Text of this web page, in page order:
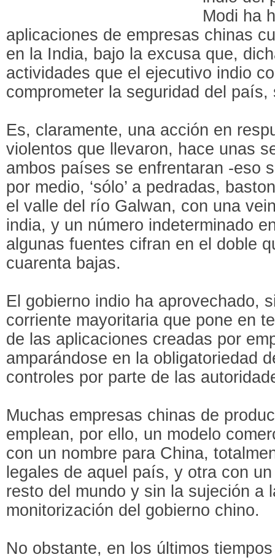
Modi ha
aplicaciones de empresas chinas
en la India, bajo la excusa que,
actividades que el ejecutivo indio
comprometer la seguridad del
Es, claramente, una acción en
violentos que llevaron, hace unas
ambos países se enfrentaran -eso
por medio, ‘sólo’ a pedradas,
el valle del río Galwan, con una
india, y un número indeterminado
algunas fuentes cifran en el doble
cuarenta bajas.
El gobierno indio ha aprovechado,
corriente mayoritaria que pone en
de las aplicaciones creadas por
amparándose en la obligatoriedad
controles por parte de las
Muchas empresas chinas de
emplean, por ello, un modelo
con un nombre para China,
legales de aquel país, y otra con
resto del mundo y sin la sujeción a
monitorización del gobierno chino.
No obstante, en los últimos